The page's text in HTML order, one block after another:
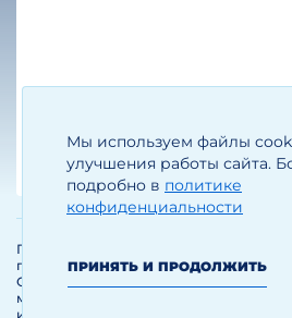
Мы используем файлы
улучшения работы сайта.
подробно в политике
конфиденциальности
ПРИНЯТЬ И ПРОДОЛЖИТЬ
Егизарян И.А.
Генеральный директор
Политика обработки и защиты
персональных данных
Соглашение об использовании
материалов и сервисов
интернет-сайта